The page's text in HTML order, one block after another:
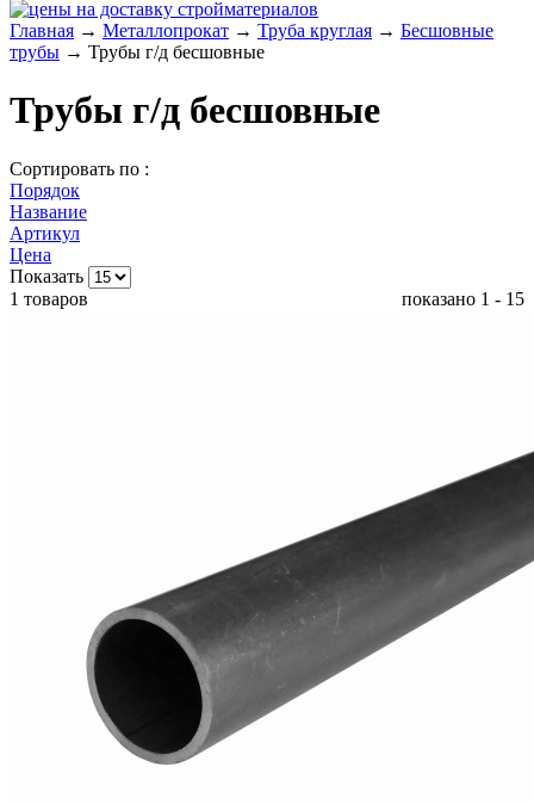
Главная → Металлопрокат → Труба круглая → Бесшовные
трубы → Трубы г/д бесшовные
Трубы г/д бесшовные
Сортировать по :
Порядок
Название
Артикул
Цена
Показать
1 товаров
показано 1 - 15